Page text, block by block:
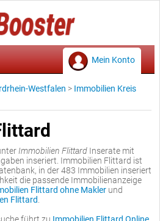
Mein Konto
Westfalen > Immobilien Kreis
Immobilien Flittard Inserate mit
inseriert. Immobilien Flittard ist
in der 483 Immobilien inseriert
die passende Immobilienanzeige
Flittard ohne Makler und
Flittard